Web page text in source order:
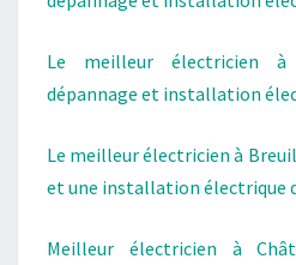
Le meilleur électricien
dépannage et installation
Le meilleur électricien à
et une installation électrique
Meilleur électricien à